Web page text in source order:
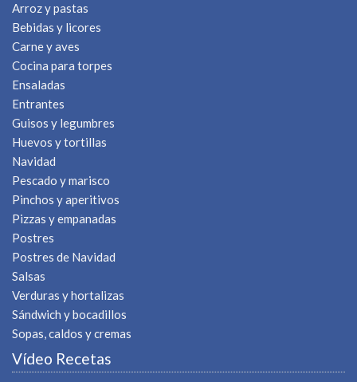
Arroz y pastas
Bebidas y licores
Carne y aves
Cocina para torpes
Ensaladas
Entrantes
Guisos y legumbres
Huevos y tortillas
Navidad
Pescado y marisco
Pinchos y aperitivos
Pizzas y empanadas
Postres
Postres de Navidad
Salsas
Verduras y hortalizas
Sándwich y bocadillos
Sopas, caldos y cremas
Vídeo Recetas